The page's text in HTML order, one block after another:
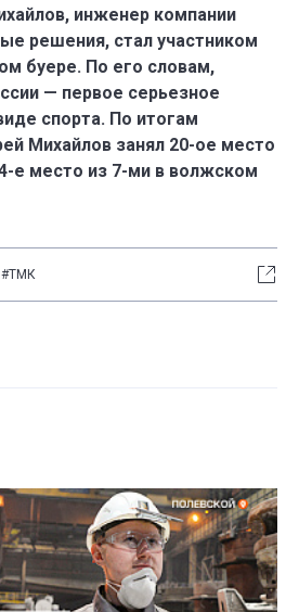
инженер компании
решения, стал участником
буере. По его словам,
— первое серьезное
спорта. По итогам
Михайлов занял 20-ое место
е место из 7-ми в волжском
#ТМК